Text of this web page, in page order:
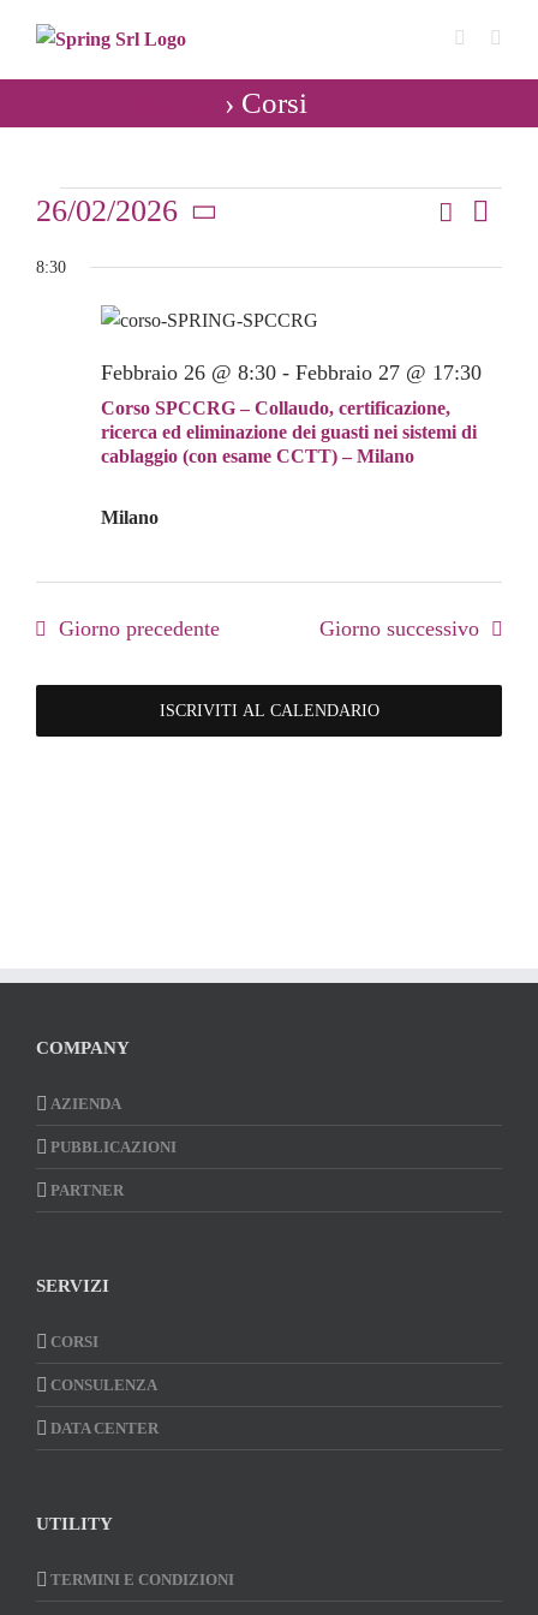
contenuto
› Corsi
Eventi
for
Febbraio
2026
Eventi
Ricerca
viste
Cerca
Giorno
26/02/2026
la
8:30
Corso SPCCRG – Collaudo, certificazione,
ricerca ed eliminazione dei guasti nei sistemi di
cablaggio (con esame CCTT) – Milano
Febbraio 26 @ 8:30 - Febbraio 27 @ 17:30
Milano
Giorno precedente Giorno successivo
ISCRIVITI AL CALENDARIO
COMPANY
AZIENDA
PUBBLICAZIONI
PARTNER
SERVIZI
CORSI
CONSULENZA
DATA CENTER
UTILITY
TERMINI E CONDIZIONI